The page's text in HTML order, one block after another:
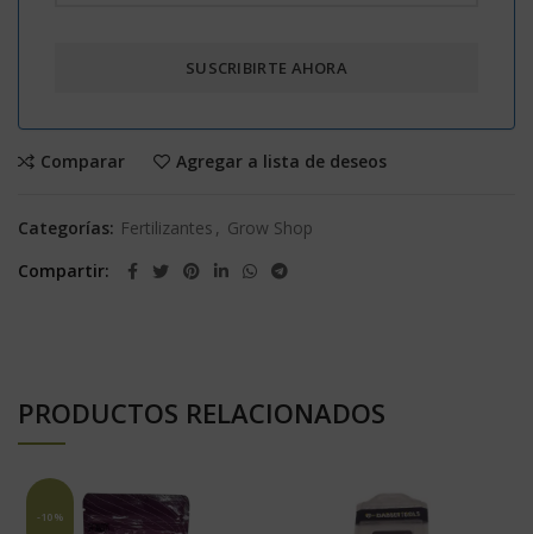
Comparar Agregar a lista de deseos
Categorías: Fertilizantes , Grow Shop
Compartir
PRODUCTOS RELACIONADOS
-10%